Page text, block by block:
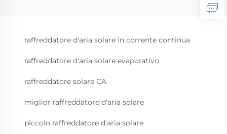
raffreddatore d'aria solare in corrente continua
raffreddatore d'aria solare evaporativo
raffreddatore solare CA
miglior raffreddatore d'aria solare
piccolo raffreddatore d'aria solare